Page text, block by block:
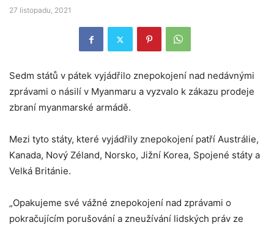
27 listopadu, 2021
Sedm států v pátek vyjádřilo znepokojení nad nedávnými
zprávami o násilí v Myanmaru a vyzvalo k zákazu prodeje
zbraní myanmarské armádě.
Mezi tyto státy, které vyjádřily znepokojení patří Austrálie,
Kanada, Nový Zéland, Norsko, Jižní Korea, Spojené státy a
Velká Británie.
„Opakujeme své vážné znepokojení nad zprávami o
pokračujícím porušování a zneužívání lidských práv ze